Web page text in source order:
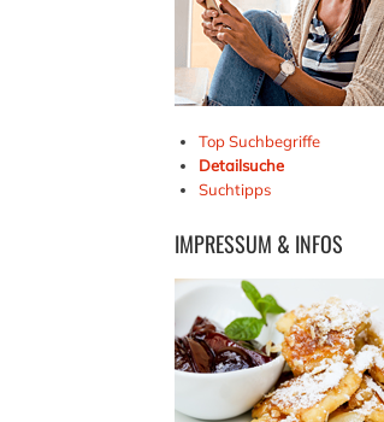
Top Suchbegriffe
Detailsuche
Suchtipps
IMPRESSUM & INFOS